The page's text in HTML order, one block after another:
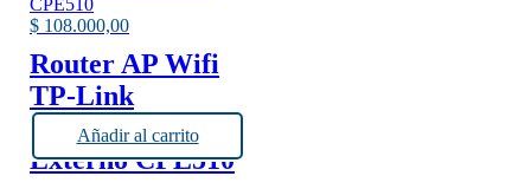
$ 108.000,00
Router AP Wifi
TP-Link
300Mbps 5Ghz
Externo CPE510
Añadir al carrito